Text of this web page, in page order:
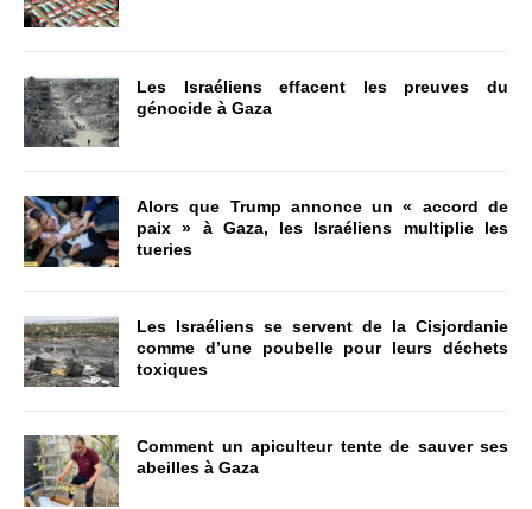
Les Israéliens effacent les preuves du
génocide à Gaza
Alors que Trump annonce un « accord de
paix » à Gaza, les Israéliens multiplie les
tueries
Les Israéliens se servent de la Cisjordanie
comme d’une poubelle pour leurs déchets
toxiques
Comment un apiculteur tente de sauver ses
abeilles à Gaza